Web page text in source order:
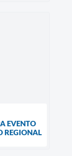
EVENTO
REGIONAL